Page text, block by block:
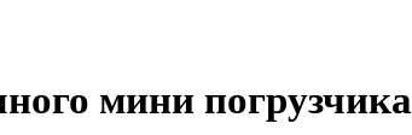
мини погрузчика